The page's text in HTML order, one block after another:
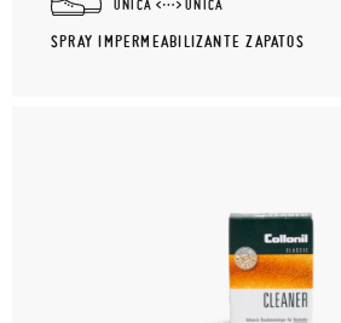
UNICA UNICA
SPRAY IMPERMEABILIZANTE ZAPATOS